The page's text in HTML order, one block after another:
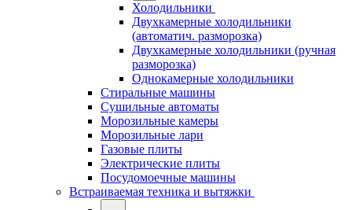
Холодильники
Двухкамерные холодильники
(автоматич. разморозка)
Двухкамерные холодильники (ручная
разморозка)
Однокамерные холодильники
Стиральные машины
Сушильные автоматы
Морозильные камеры
Морозильные лари
Газовые плиты
Электрические плиты
Посудомоечные машины
Встраиваемая техника и вытяжки